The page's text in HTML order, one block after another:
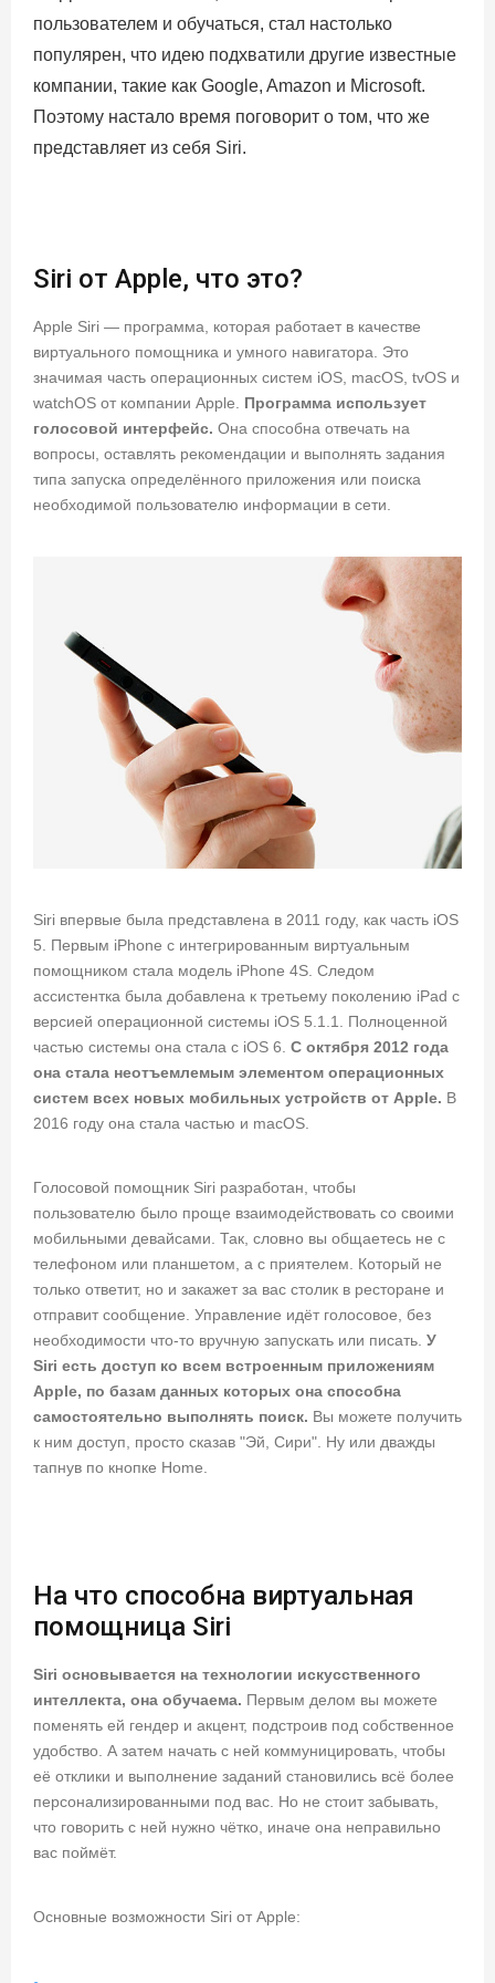
пользователем и обучаться, стал настолько
популярен, что идею подхватили другие известные
компании, такие как Google, Amazon и Microsoft.
Поэтому настало время поговорит о том, что же
представляет из себя Siri.
Siri от Apple, что это?
Apple Siri — программа, которая работает в качестве
виртуального помощника и умного навигатора. Это
значимая часть операционных систем iOS, macOS, tvOS и
watchOS от компании Apple. Программа использует
голосовой интерфейс. Она способна отвечать на
вопросы, оставлять рекомендации и выполнять задания
типа запуска определённого приложения или поиска
необходимой пользователю информации в сети.
Siri впервые была представлена в 2011 году, как часть iOS
5. Первым iPhone с интегрированным виртуальным
помощником стала модель iPhone 4S. Следом
ассистентка была добавлена к третьему поколению iPad с
версией операционной системы iOS 5.1.1. Полноценной
частью системы она стала с iOS 6. С октября 2012 года
она стала неотъемлемым элементом операционных
систем всех новых мобильных устройств от Apple. В
2016 году она стала частью и macOS.
Голосовой помощник Siri разработан, чтобы
пользователю было проще взаимодействовать со своими
мобильными девайсами. Так, словно вы общаетесь не с
телефоном или планшетом, а с приятелем. Который не
только ответит, но и закажет за вас столик в ресторане и
отправит сообщение. Управление идёт голосовое, без
необходимости что-то вручную запускать или писать. У
Siri есть доступ ко всем встроенным приложениям
Apple, по базам данных которых она способна
самостоятельно выполнять поиск. Вы можете получить
к ним доступ, просто сказав "Эй, Сири". Ну или дважды
тапнув по кнопке Home.
На что способна виртуальная
помощница Siri
Siri основывается на технологии искусственного
интеллекта, она обучаема. Первым делом вы можете
поменять ей гендер и акцент, подстроив под собственное
удобство. А затем начать с ней коммуницировать, чтобы
её отклики и выполнение заданий становились всё более
персонализированными под вас. Но не стоит забывать,
что говорить с ней нужно чётко, иначе она неправильно
вас поймёт.
Основные возможности Siri от Apple: